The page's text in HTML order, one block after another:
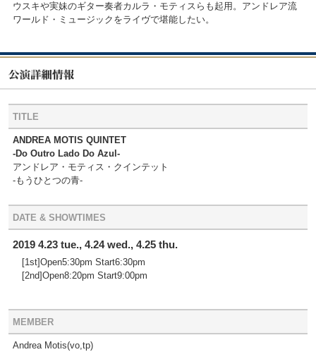
ウスキや実妹のギター奏者カルラ・モティスらも起用。アンドレア流
ワールド・ミュージックをライヴで堪能したい。
TITLE
ANDREA MOTIS QUINTET
-Do Outro Lado Do Azul-
アンドレア・モティス・クインテット
-もうひとつの青-
DATE & SHOWTIMES
2019 4.23 tue., 4.24 wed., 4.25 thu.
[1st]Open5:30pm Start6:30pm
[2nd]Open8:20pm Start9:00pm
MEMBER
Andrea Motis(vo,tp)